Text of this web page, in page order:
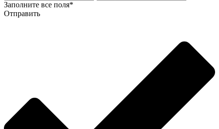
Заполните все поля*
Отправить